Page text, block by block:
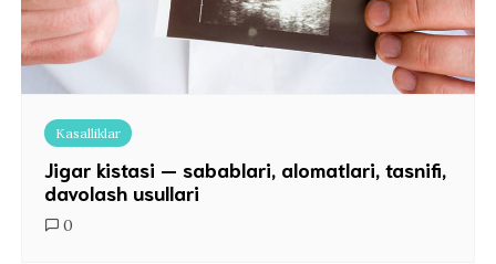
Kasalliklar
Jigar kistasi — sabablari, alomatlari, tasnifi,
davolash usullari
0